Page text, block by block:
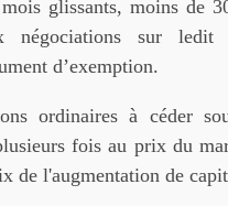
glissants, moins de
négociations sur ledit
d’exemption.
ordinaires à céder
fois au prix du
de l'augmentation de